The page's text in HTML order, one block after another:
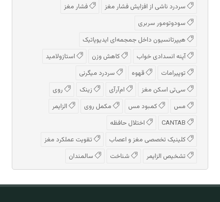
سردرد ناشی از افزایش فشار مغز
فشار مغز
سودوتومور سربری
هیپرتانسیون داخل جمجمه‌ای ایدیوپاتیک
آپنه انسدادی خواب
کاهش وزن
استازولامید
توپیرامات
قهوه
سردرد میگرنی
سی‌تی اسکن مغز
ام‌آر‌آی زینک
روی
مس
کمبود مس مکمل روی
الزایمر
اختلال حافظه
کلینیک تخصصی مغز و اعصاب
تقویت عملکرد مغز
تشخیص الزایمر
شناخت سالمندان